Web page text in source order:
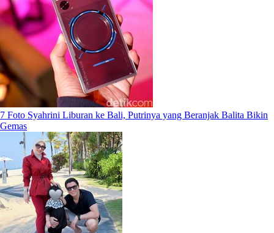
7 Foto Syahrini Liburan ke Bali, Putrinya yang Beranjak Balita Bikin
Gemas